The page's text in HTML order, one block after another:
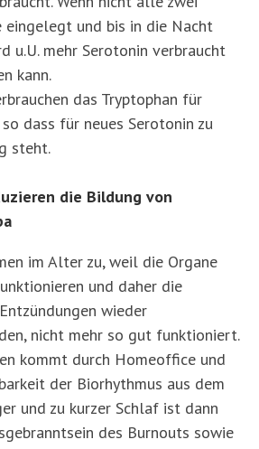
eingelegt und bis in die Nacht
u.U. mehr Serotonin verbraucht
kann.
das Tryptophan für
dass für neues Serotonin zu
steht.
die Bildung von
im Alter zu, weil die Organe
und daher die
wieder
nicht mehr so gut funktioniert.
kommt durch Homeoffice und
der Biorhythmus aus dem
und zu kurzer Schlaf ist dann
des Burnouts sowie